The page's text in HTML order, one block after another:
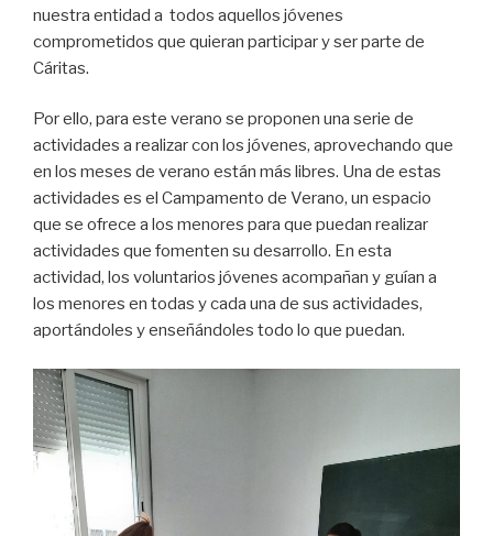
nuestra entidad a todos aquellos jóvenes
comprometidos que quieran participar y ser parte de
Cáritas.
Por ello, para este verano se proponen una serie de
actividades a realizar con los jóvenes, aprovechando que
en los meses de verano están más libres. Una de estas
actividades es el Campamento de Verano, un espacio
que se ofrece a los menores para que puedan realizar
actividades que fomenten su desarrollo. En esta
actividad, los voluntarios jóvenes acompañan y guían a
los menores en todas y cada una de sus actividades,
aportándoles y enseñándoles todo lo que puedan.